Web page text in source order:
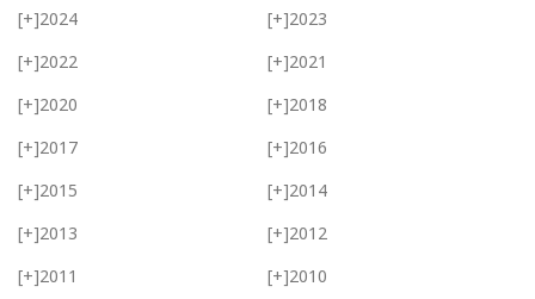
[+]2024 [+]2023
[+]2022 [+]2021
[+]2020 [+]2018
[+]2017 [+]2016
[+]2015 [+]2014
[+]2013 [+]2012
[+]2011 [+]2010